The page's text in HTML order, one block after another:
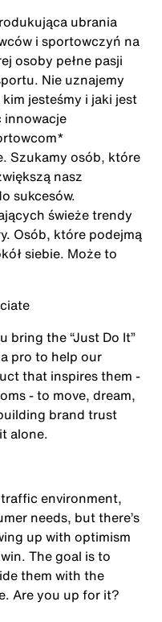
ubrania
i sportowczyń na
osoby pełne pasji
Nie uznajemy
jesteśmy i jaki jest
innowacje
Szukamy osób, które
nasz
sukcesów.
świeże trendy
Osób, które podejmą
siebie. Może to
bring the “Just Do It”
pro to help our
that inspires them -
- to move, dream,
brand trust
alone.
environment,
needs, but there’s
up with optimism
The goal is to
them with the
Are you up for it?